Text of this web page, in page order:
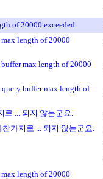
of 20000 exceeded
length of 20000
max length of 20000
buffer max length of
로 ... 되지 않는군요.
찬가지로 ... 되지 않는군요.
length of 20000